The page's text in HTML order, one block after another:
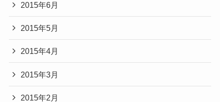
2015年6月
2015年5月
2015年4月
2015年3月
2015年2月